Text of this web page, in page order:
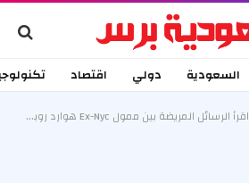
السعودية دولي اقتصاد
اقرأ الرسائل المريضة بين ممول Ex-Nyc هوارد روبن ومساعده الشخصي بينما يحتفل الزوجان بإيذاء النساء